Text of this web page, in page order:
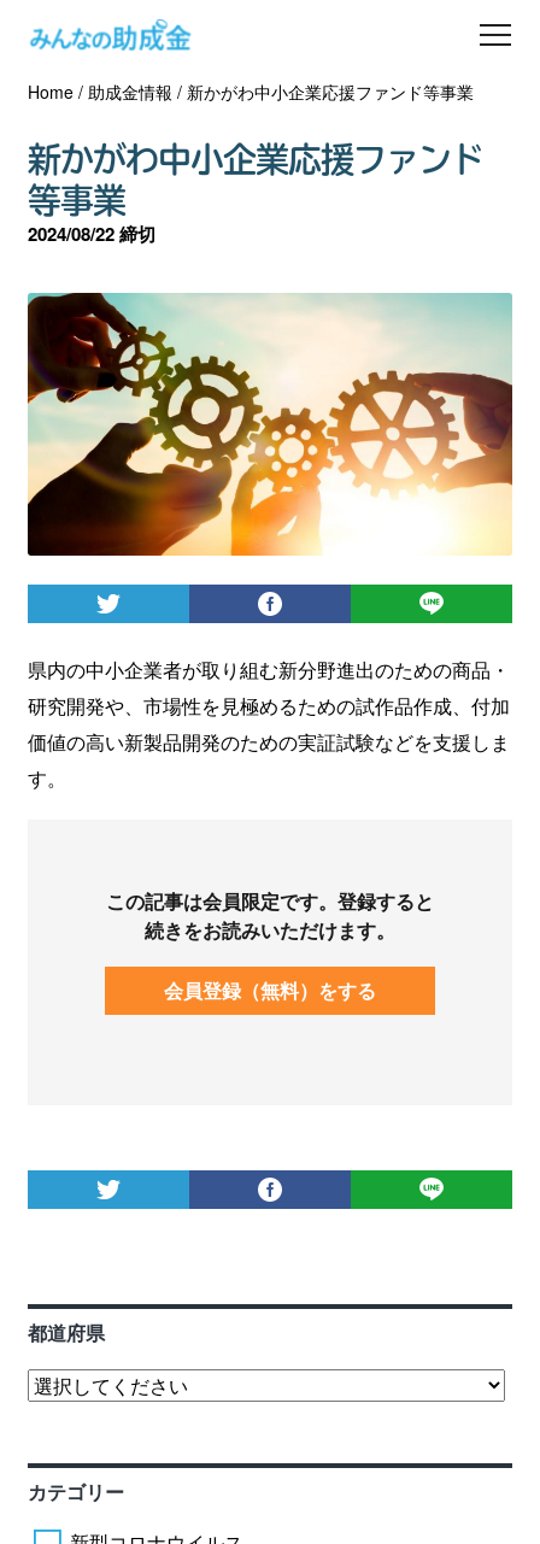
助成金を探す
士業の方へ
助成金コラム
専門家一覧
ダウンロード
会員登録
ログイン
Home/ 助成金情報 / 新かがわ中小企業応援ファンド等事業
新かがわ中小企業応援ファンド
等事業
2024/08/22 締切
県内の中小企業者が取り組む新分野進出のための商品・
研究開発や、市場性を見極めるための試作品作成、付加
価値の高い新製品開発のための実証試験などを支援しま
す。
この記事は会員限定です。登録すると
続きをお読みいただけます。
会員登録（無料）をする
都道府県
カテゴリー